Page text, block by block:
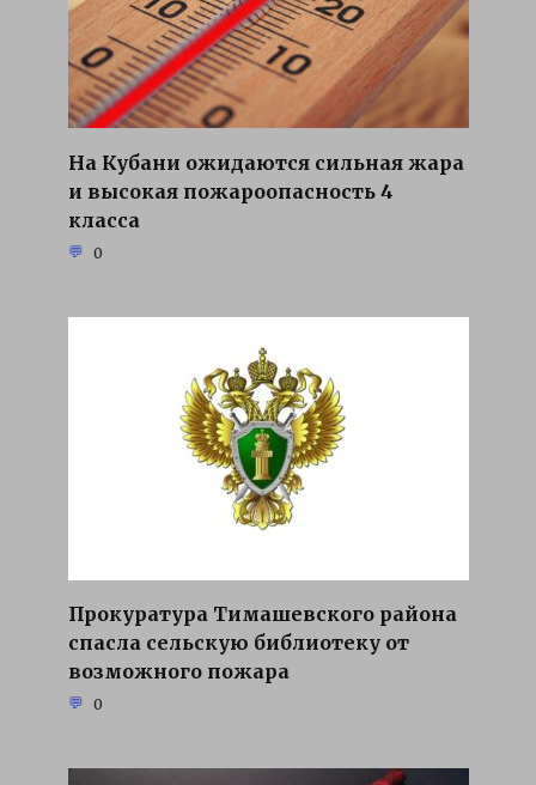
На Кубани ожидаются сильная жара
и высокая пожароопасность 4
класса
0
Прокуратура Тимашевского района
спасла сельскую библиотеку от
возможного пожара
0